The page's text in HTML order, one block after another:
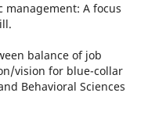
management: A focus
balance of job
vision for blue-collar
Behavioral Sciences